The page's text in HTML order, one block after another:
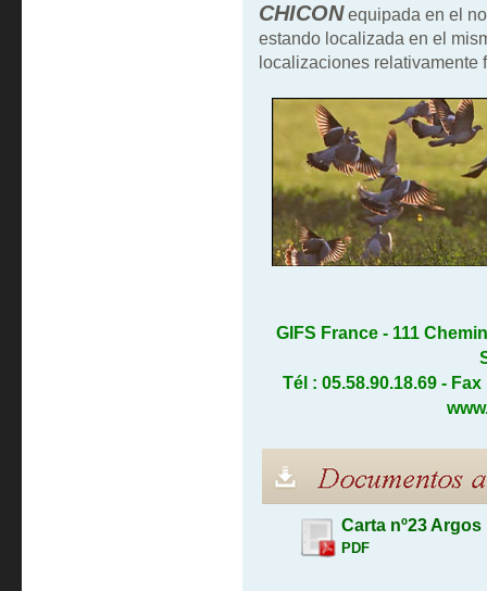
CHICONequipada en el
estando localizada en el
localizaciones relativamente
GIFS France - 111
Tél : 05.58.90.18.69 -
Carta nº23
PDF